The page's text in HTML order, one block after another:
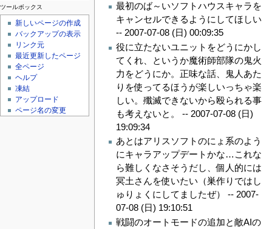
ツールボックス
新しいページの作成
バックアップの表示
リンク元
最近更新したページ
全ページ
ヘルプ
凍結
アップロード
ページ名の変更
最初のば～いソフトハウスキャラを
キャンセルできるようにしてほしい
-- 2007-07-08 (日) 00:09:35
役に立たないユニットをどうにかし
てくれ、というか魔術師部隊の鬼火
力をどうにか。正味な話、鬼人あた
りを使ってるほうが楽しいっちゃ楽
しい。殲滅できないから殴られる事
も考えないと。 -- 2007-07-08 (日)
19:09:34
あとはアリスソフトのにょ系のよう
にキャラアップデートかな…これな
ら難しくなさそうだし、個人的には
冥土さんを使いたい（巣作りではし
ゅりょくにしてましたぜ） -- 2007-
07-08 (日) 19:10:51
戦闘のオートモードの追加と敵AIの